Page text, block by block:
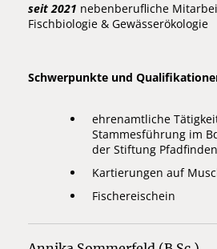
seit 2021 nebenberufliche
Fischbiologie & Gewässerökologie
Schwerpunkte und
ehrenamtliche
Stammesführung im
der Stiftung Pfadfinden
Kartierungen auf
Fischereischein